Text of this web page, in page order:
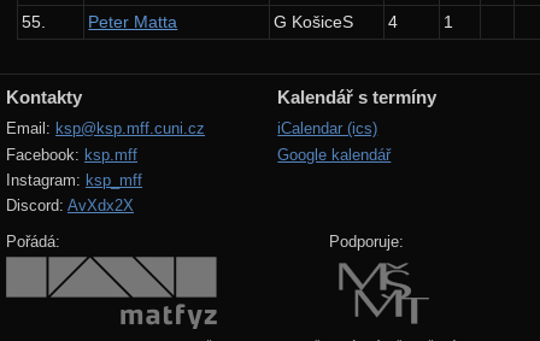
55.
Peter Matta G KošiceS 4 1
15. ročník: 02/03
13. ročník: 00/01
12. ročník: 99/00
11. ročník: 98/99
9. ročník: 96/97
8. ročník: 95/96
Kontakty
Email: ksp@ksp.mff.cuni.cz
Facebook: ksp.mff
Instagram: ksp_mff
Discord: AvXdx2X
Kalendář s termíny
iCalendar (ics)
Google kalendář
Pořádá: Podporuje: